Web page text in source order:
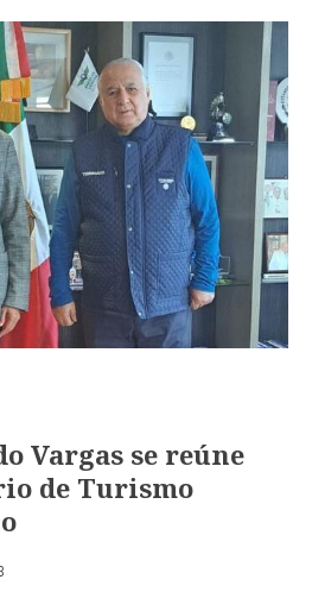
Vargas se reúne
de Turismo